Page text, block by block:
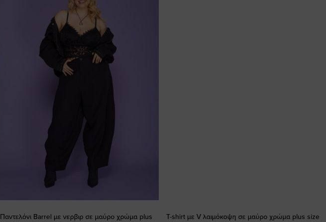
Παντελόνι Barrel με νερβιρ σε μαύρο χρώμα plus
T-shirt με V λαιμόκοψη σε μαύρο χρώμα plus size